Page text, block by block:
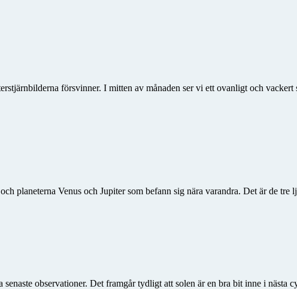
försvinner. I mitten av månaden ser vi ett ovanligt och vackert
planeterna Venus och Jupiter som befann sig nära varandra. Det är de tre
observationer. Det framgår tydligt att solen är en bra bit inne i nästa